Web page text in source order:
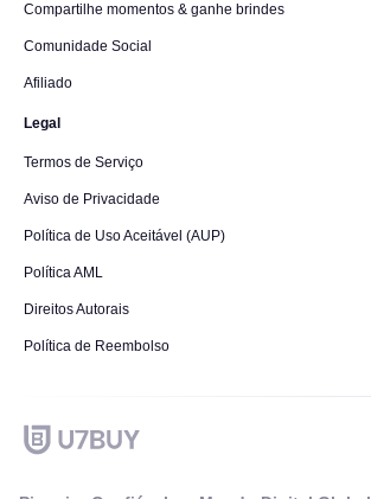
Compartilhe momentos & ganhe brindes
Comunidade Social
Afiliado
Legal
Termos de Serviço
Aviso de Privacidade
Política de Uso Aceitável (AUP)
Política AML
Direitos Autorais
Política de Reembolso